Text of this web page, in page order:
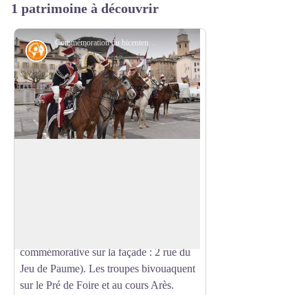
1 patrimoine à découvrir
Commémoration du bicentenaire du passage de Napoléon à Digne-les-Bains - DR
Histoire
commémorative sur la façade : 2 rue du
Jeu de Paume). Les troupes bivouaquent
sur le Pré de Foire et au cours Arès.